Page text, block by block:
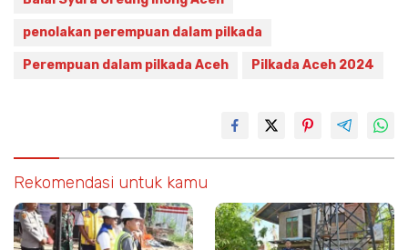
penolakan perempuan dalam pilkada
Perempuan dalam pilkada Aceh Pilkada Aceh 2024
Rekomendasi untuk kamu